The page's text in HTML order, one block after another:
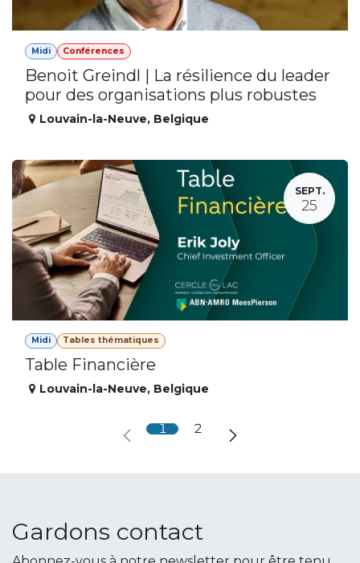
Midi Conférences
Benoit Greindl | La résilience du leader
pour des organisations plus robustes
Louvain-la-Neuve, Belgique
SEPT.
25
Midi Tables thématiques
Table Financière
Louvain-la-Neuve, Belgique
1 2
Gardons contact